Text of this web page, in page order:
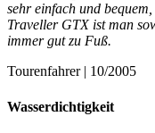
sehr einfach und
Traveller GTX ist man
immer gut zu Fuß.
Tourenfahrer | 10/2005
Wasserdichtigkeit